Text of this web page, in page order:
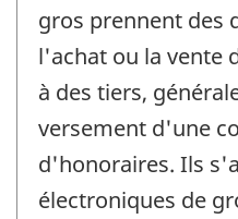
gros prennent des
l'achat ou la vente
à des tiers,
versement d'une
d'honoraires. Ils
électroniques de